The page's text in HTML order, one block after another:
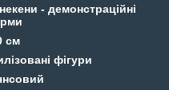
- демонстраційні
см
фігури